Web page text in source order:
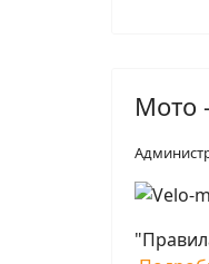
Мото